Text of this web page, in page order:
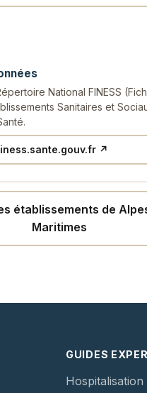
National FINESS
Sanitaires et
↗
établissements de
Maritimes
GUIDES
Hospitalisation